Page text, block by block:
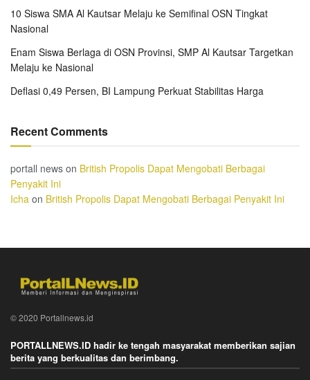
10 Siswa SMA Al Kautsar Melaju ke Semifinal OSN Tingkat
Nasional
Enam Siswa Berlaga di OSN Provinsi, SMP Al Kautsar Targetkan
Melaju ke Nasional
Deflasi 0,49 Persen, BI Lampung Perkuat Stabilitas Harga
Recent Comments
portall news on British Propolis Dapat Mengobati Berbagai
Penyakit Ini
Icha on British Propolis Dapat Mengobati Berbagai Penyakit Ini
© 2020 Portallnews.id
PORTALLNEWS.ID hadir ke tengah masyarakat memberikan sajian
berita yang berkualitas dan berimbang.